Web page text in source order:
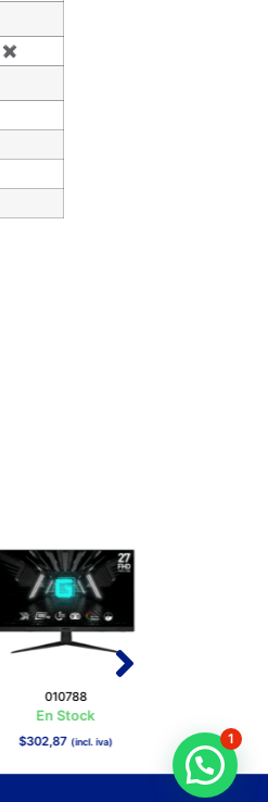
✖
010788
En Stock
$302,87 (incl. iva) 262,19 (incl. iva)
1